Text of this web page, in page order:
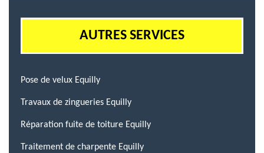
AUTRES SERVICES
Pose de velux Equilly
Travaux de zingueries Equilly
Réparation fuite de toiture Equilly
Traitement de charpente Equilly